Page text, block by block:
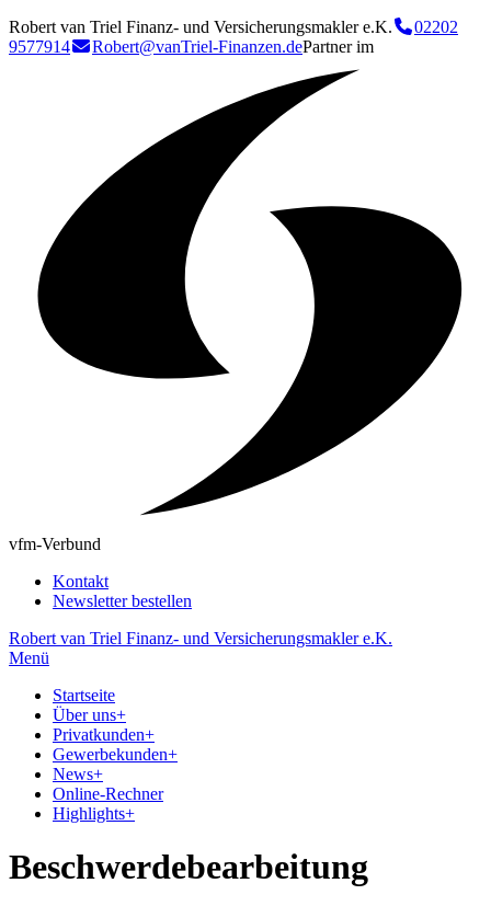
Robert van Triel Finanz- und Versicherungsmakler e.K.
02202
9577914
Robert@vanTriel-Finanzen.dePartner im
vfm-Verbund
Kontakt
Newsletter bestellen
Robert van Triel Finanz- und Versicherungsmakler e.K.
Menü
Startseite
Über uns+
Privatkunden+
Gewerbekunden+
News+
Online-Rechner
Highlights+
Beschwerdebearbeitung